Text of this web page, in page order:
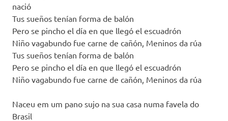
nació
Tus sueños tenían forma de balón
Pero se pincho el día en que llegó el escuadrón
Niño vagabundo fue carne de cañón, Meninos da rúa
Tus sueños tenían forma de balón
Pero se pincho el día en que llegó el escuadrón
Niño vagabundo fue carne de cañón, Meninos da rúa
Naceu em um pano sujo na sua casa numa favela do
Brasil